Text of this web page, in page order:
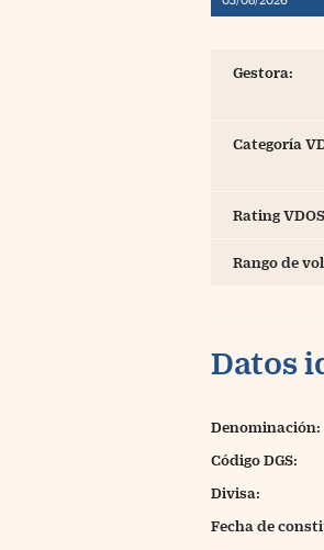
Blogs
Gestora:
Categoría
Rating
Rango de
Datos
Denominación:
Código DGS:
Divisa:
Fecha de